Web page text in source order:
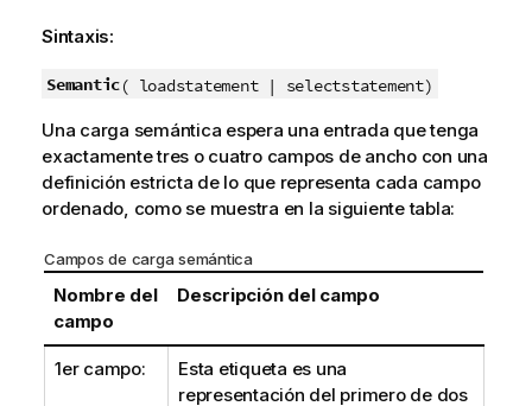
Sintaxis:
Semantic( loadstatement | selectstatement)
Una carga semántica espera una entrada que tenga
exactamente tres o cuatro campos de ancho con una
definición estricta de lo que representa cada campo
ordenado, como se muestra en la siguiente tabla:
Campos de carga semántica
Nombre del
campo
Descripción del campo
1er campo:
Esta etiqueta es una
representación del primero de dos